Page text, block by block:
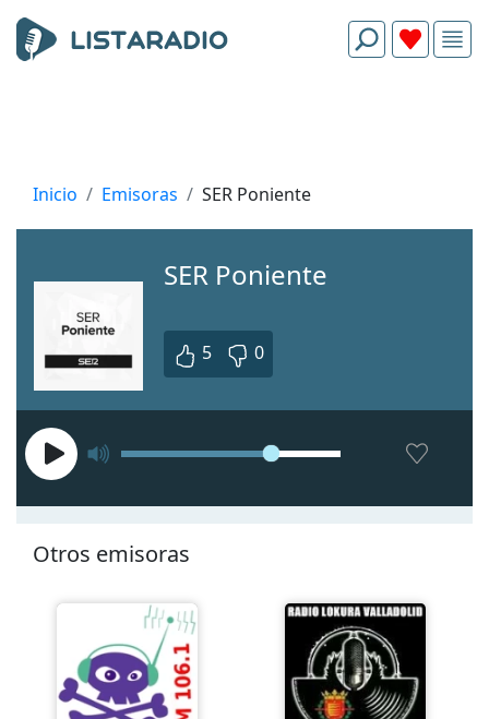
Inicio Emisoras SER Poniente
SER Poniente
5 0
Otros emisoras